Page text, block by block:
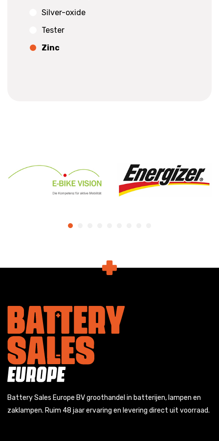
Silver-oxide
Tester
Zinc
Battery Sales Europe BV groothandel in batterijen, lampen en
zaklampen. Ruim 48 jaar ervaring en levering direct uit voorraad.